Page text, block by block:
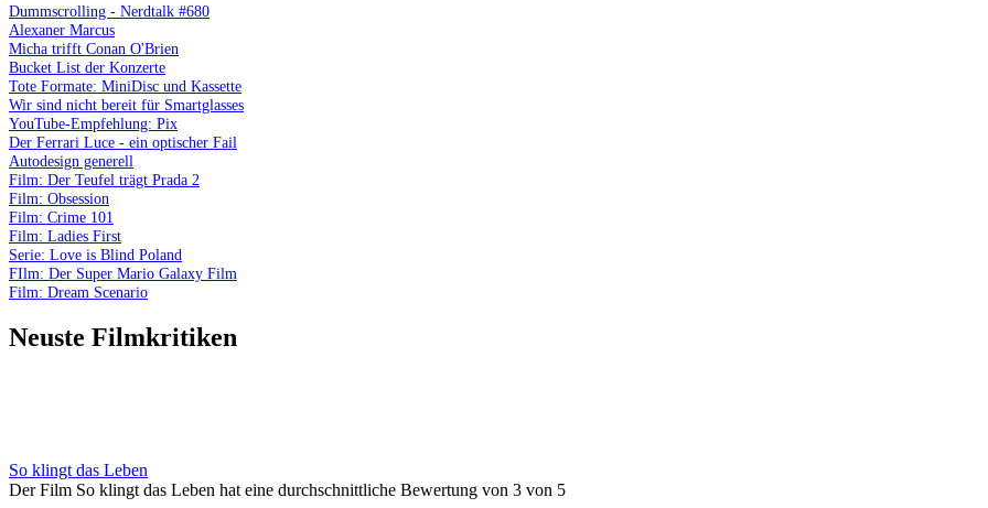
Dummscrolling - Nerdtalk #680
Alexaner Marcus
Micha trifft Conan O'Brien
Bucket List der Konzerte
Tote Formate: MiniDisc und Kassette
Wir sind nicht bereit für Smartglasses
YouTube-Empfehlung: Pix
Der Ferrari Luce - ein optischer Fail
Autodesign generell
Film: Der Teufel trägt Prada 2
Film: Obsession
Film: Crime 101
Film: Ladies First
Serie: Love is Blind Poland
FIlm: Der Super Mario Galaxy Film
Film: Dream Scenario
Neuste Filmkritiken
So klingt das Leben
Der Film So klingt das Leben hat eine durchschnittliche Bewertung von 3 von 5